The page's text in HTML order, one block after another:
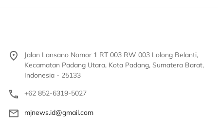
Jalan Lansano Nomor 1 RT 003 RW 003 Lolong Belanti,
Kecamatan Padang Utara, Kota Padang, Sumatera Barat,
Indonesia - 25133
+62 852-6319-5027
mjnews.id@gmail.com